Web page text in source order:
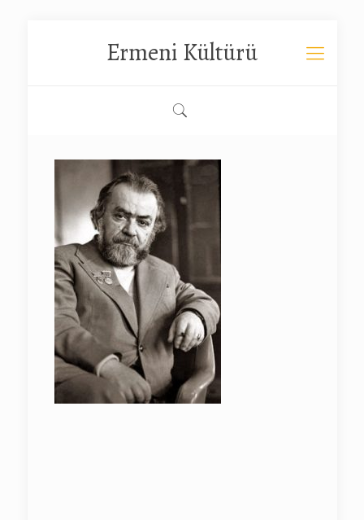
Ermeni Kültürü